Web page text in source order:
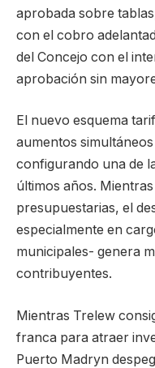
aprobada sobre
con el cobro
del Concejo con el
aprobación sin
El nuevo esquema
aumentos
configurando una de
últimos años.
presupuestarias, el
especialmente en
municipales- genera
contribuyentes.
Mientras Trelew
franca para atraer
Puerto Madryn